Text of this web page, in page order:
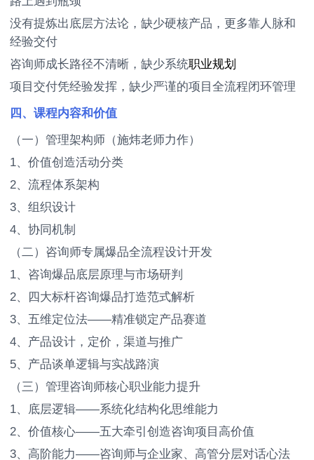
没有提炼出底层方法论，缺少硬核产品，更多靠人脉和
经验交付
咨询师成长路径不清晰，缺少系统职业规划
项目交付凭经验发挥，缺少严谨的项目全流程闭环管理
四、课程内容和价值
（一）管理架构师（施炜老师力作）
1、价值创造活动分类
2、流程体系架构
3、组织设计
4、协同机制
（二）咨询师专属爆品全流程设计开发
1、咨询爆品底层原理与市场研判
2、四大标杆咨询爆品打造范式解析
3、五维定位法——精准锁定产品赛道
4、产品设计，定价，渠道与推广
5、产品谈单逻辑与实战路演
（三）管理咨询师核心职业能力提升
1、底层逻辑——系统化结构化思维能力
2、价值核心——五大牵引创造咨询项目高价值
3、高阶能力——咨询师与企业家、高管分层对话心法